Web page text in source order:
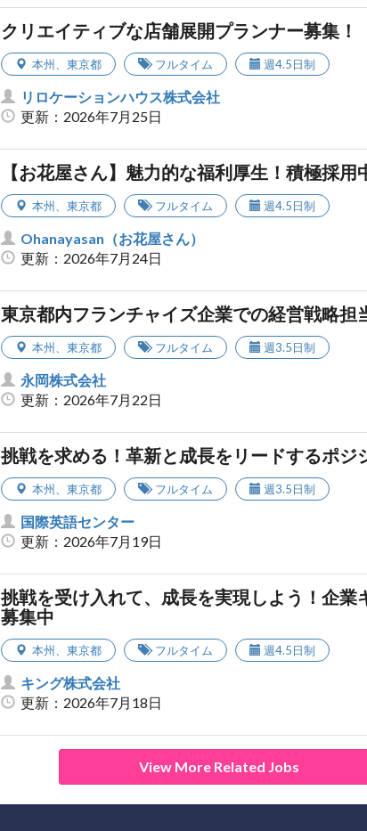
クリエイティブな店舗展開プランナー募集！
本州、 東京都 フルタイム 週4.5日制
リロケーションハウス株式会社
更新：2026年7月25日
【お花屋さん】魅力的な福利厚生！積極採
本州、 東京都 フルタイム 週4.5日制
Ohanayasan（お花屋さん）
更新：2026年7月24日
東京都内フランチャイズ企業での経営戦略担
本州、 東京都 フルタイム 週3.5日制
永岡株式会社
更新：2026年7月22日
挑戦を求める！革新と成長をリードするポジ
本州、 東京都 フルタイム 週3.5日制
国際英語センター
更新：2026年7月19日
挑戦を受け入れて、成長を実現しよう！企業
募集中
本州、 東京都 フルタイム 週4.5日制
キング株式会社
更新：2026年7月18日
View More Related Jobs